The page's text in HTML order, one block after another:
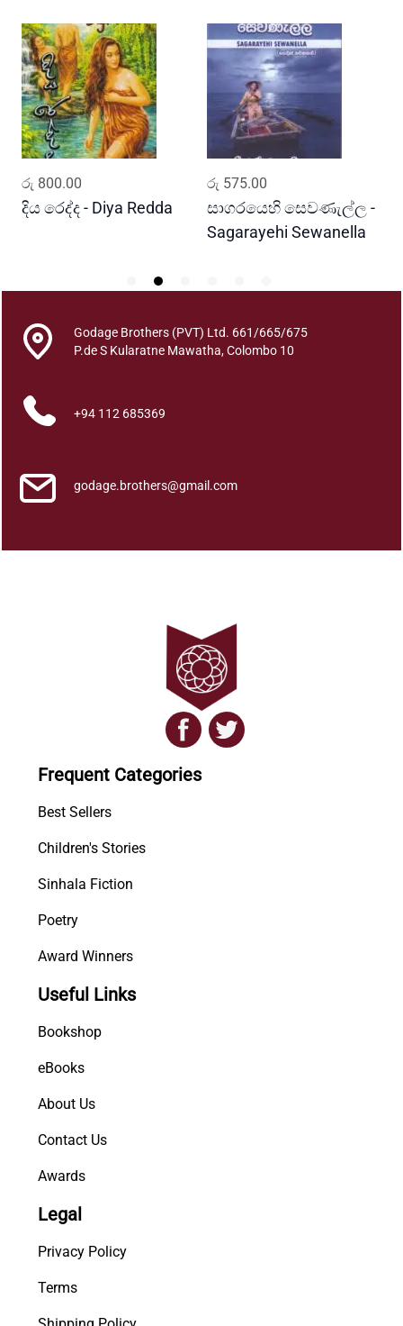
h
a
P
e
m
a
y
a
a
රු 800.00
දිය රෙද්ද - Diya Redda
රු 575.00
සාගරයෙහි සෙවණැල්ල -
Sagarayehi Sewanella
Godage Brothers (PVT) Ltd. 661/665/675
P.de S Kularatne Mawatha, Colombo 10
+94 112 685369
godage.brothers@gmail.com
Frequent Categories
Best Sellers
Children's Stories
Sinhala Fiction
Poetry
Award Winners
Useful Links
Bookshop
eBooks
About Us
Contact Us
Awards
Legal
Privacy Policy
Terms